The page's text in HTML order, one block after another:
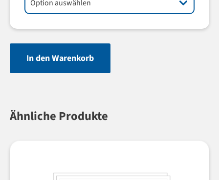
In den Warenkorb
Ähnliche Produkte